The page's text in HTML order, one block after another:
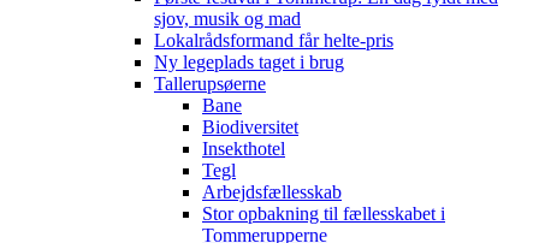
sjov, musik og mad
Lokalrådsformand får helte-pris
Ny legeplads taget i brug
Tallerupsøerne
Bane
Biodiversitet
Insekthotel
Tegl
Arbejdsfællesskab
Stor opbakning til fællesskabet i
Tommerupperne